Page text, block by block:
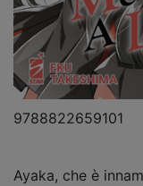
9788822659101
Ayaka, che è